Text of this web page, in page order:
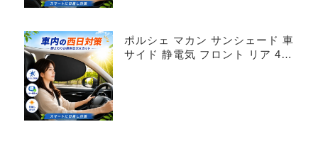
ポルシェ マカン サンシェード 車
サイド 静電気 フロント リア 4枚